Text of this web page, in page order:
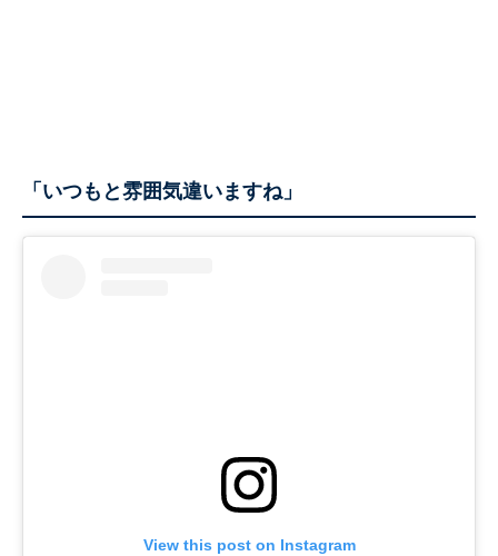
「いつもと雰囲気違いますね」
View this post on Instagram